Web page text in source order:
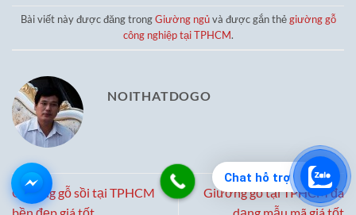
Chat hỗ trợ
Bài viết này được đăng trongGiường ngủvà được gắn thẻgiường gỗ
công nghiệp tại TPHCM.
NOITHATDOGO
Giường gỗ sồi tại TPHCM
Giường gỗ tại TPHCM đa